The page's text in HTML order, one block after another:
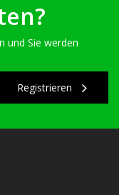
und Sie werden
Registrieren